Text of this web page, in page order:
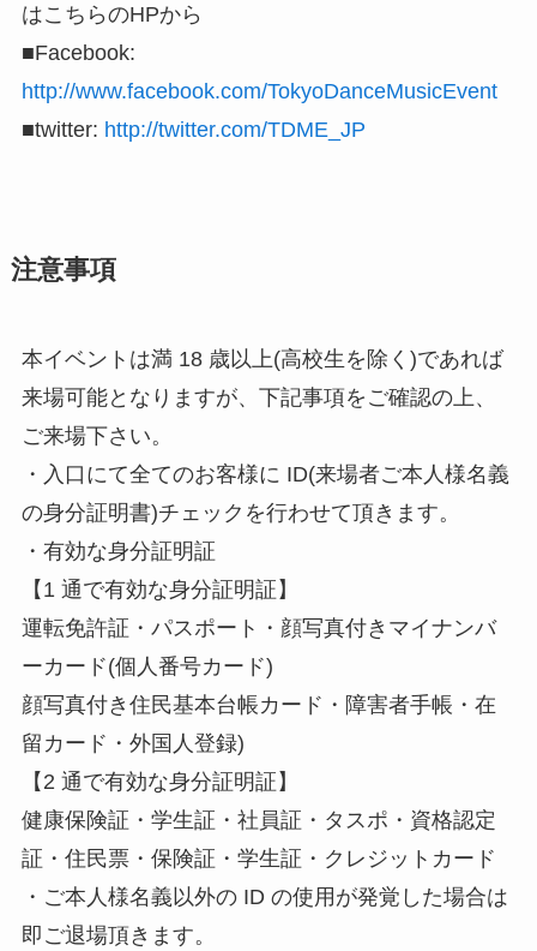
はこちらのHPから
■Facebook:
http://www.facebook.com/TokyoDanceMusicEvent
■twitter: http://twitter.com/TDME_JP
注意事項
本イベントは満 18 歳以上(高校生を除く)であれば
来場可能となりますが、下記事項をご確認の上、
ご来場下さい。
・入口にて全てのお客様に ID(来場者ご本人様名義
の身分証明書)チェックを行わせて頂きます。
・有効な身分証明証
【1 通で有効な身分証明証】
運転免許証・パスポート・顔写真付きマイナンバ
ーカード(個人番号カード)
顔写真付き住民基本台帳カード・障害者手帳・在
留カード・外国人登録)
【2 通で有効な身分証明証】
健康保険証・学生証・社員証・タスポ・資格認定
証・住民票・保険証・学生証・クレジットカード
・ご本人様名義以外の ID の使用が発覚した場合は
即ご退場頂きます。